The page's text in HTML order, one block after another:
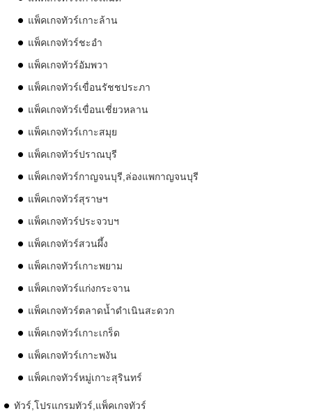
แพ็คเกจทัวร์เกาะล้าน
แพ็คเกจทัวร์ชะอำ
แพ็คเกจทัวร์อัมพวา
แพ็คเกจทัวร์เขื่อนรัชชประภา
แพ็คเกจทัวร์เขื่อนเชี่ยวหลาน
แพ็คเกจทัวร์เกาะสมุย
แพ็คเกจทัวร์ปราณบุรี
แพ็คเกจทัวร์กาญจนบุรี,ล่องแพกาญจนบุรี
แพ็คเกจทัวร์สุราษฯ
แพ็คเกจทัวร์ประจวบฯ
แพ็คเกจทัวร์สวนผึ้ง
แพ็คเกจทัวร์เกาะพยาม
แพ็คเกจทัวร์แก่งกระจาน
แพ็คเกจทัวร์ตลาดน้ำดำเนินสะดวก
แพ็คเกจทัวร์เกาะเกร็ด
แพ็คเกจทัวร์เกาะพงัน
แพ็คเกจทัวร์หมู่เกาะสุรินทร์
ทัวร์,โปรแกรมทัวร์,แพ็คเกจทัวร์